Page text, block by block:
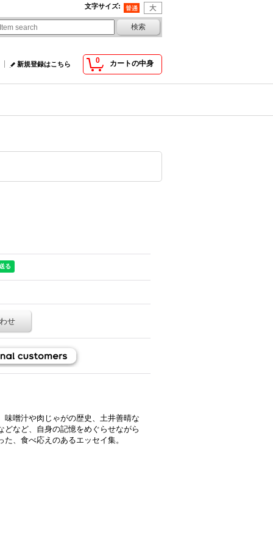
文字サイズ:
0 カートの中身
新規登録はこちら
せ
噌汁や肉じゃがの歴史、土井善晴な
など、自身の記憶をめぐらせながら
、食べ応えのあるエッセイ集。